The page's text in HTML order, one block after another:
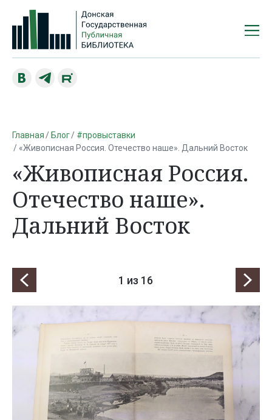
Главная Блог
#провыставки
«Живописная Россия. Отечество наше». Дальний Восток
«Живописная Россия.
Отечество наше».
Дальний Восток
1 из 16